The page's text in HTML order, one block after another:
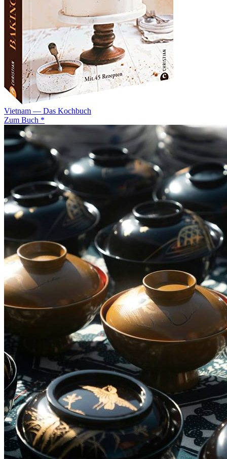
Vietnam — Das Kochbuch
Zum Buch *